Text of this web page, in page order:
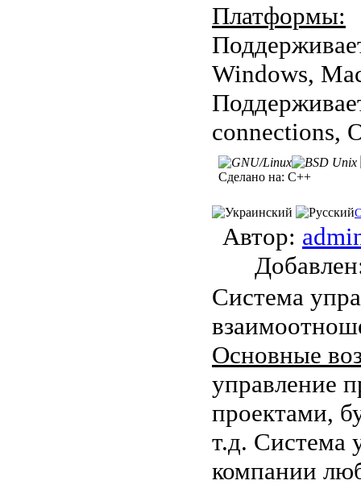
Платформы:
Windows,
connections,
Сделано на: C++
Автор:
Система
Основные
управление
проектами,
т.д. Система
компании